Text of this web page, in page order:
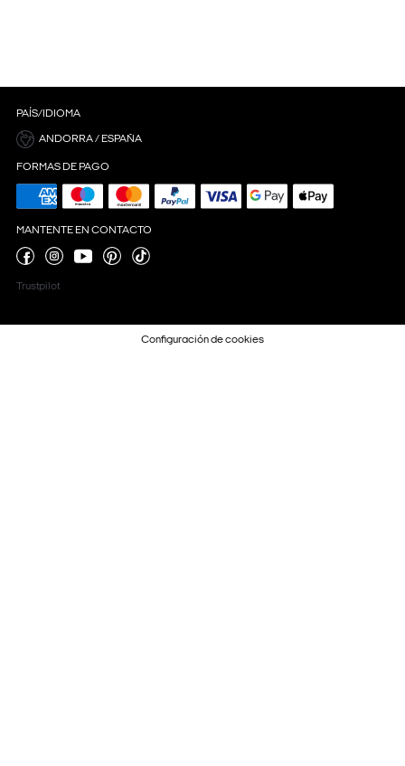
PAÍS/IDIOMA
ANDORRA / ESPAÑA
FORMAS DE PAGO
MANTENTE EN CONTACTO
Trustpilot
Configuración de cookies